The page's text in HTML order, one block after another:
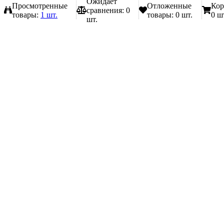
Просмотренные
товары: 1 шт.
сравнения: 0
шт.
Отложенные
товары: 0 шт.
0